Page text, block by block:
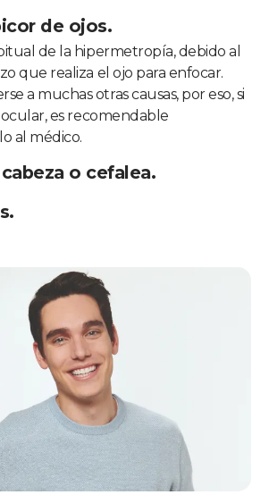
de ojos.
de la hipermetropía, debido al
que realiza el ojo para enfocar.
a muchas otras causas, por eso, si
es recomendable
al médico.
o cefalea.